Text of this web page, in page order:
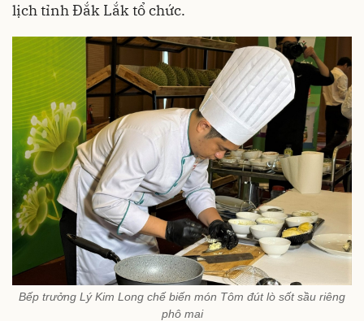
lịch tỉnh Đắk Lắk tổ chức.
Bếp trưởng Lý Kim Long chế biến món Tôm đút lò sốt sầu riêng
phô mai